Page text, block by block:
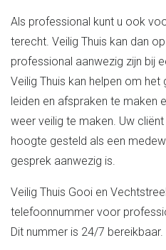
Als professional kunt u ook
terecht. Veilig Thuis kan dan
professional aanwezig zijn bij
Veilig Thuis kan helpen om
leiden en afspraken te maken
weer veilig te maken. Uw
hoogte gesteld als een
gesprek aanwezig is.
Veilig Thuis Gooi en
telefoonnummer voor
Dit nummer is 24/7 bereikbaar.